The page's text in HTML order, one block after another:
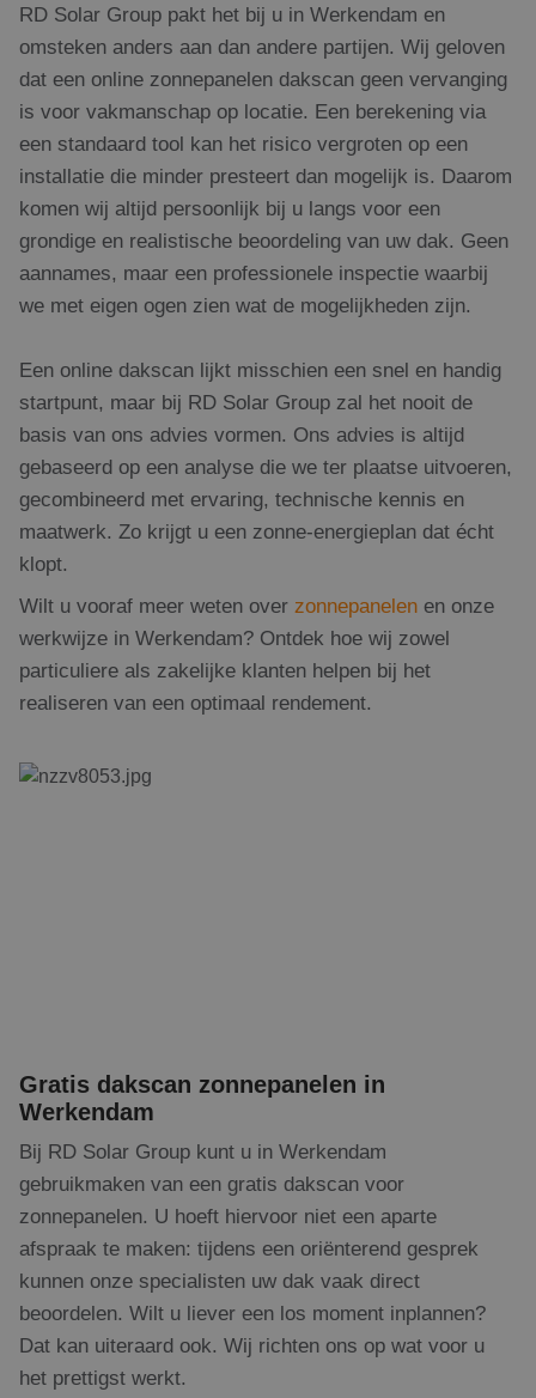
RD Solar Group pakt het bij u in Werkendam en
omsteken anders aan dan andere partijen. Wij geloven
dat een online zonnepanelen dakscan geen vervanging
is voor vakmanschap op locatie. Een berekening via
een standaard tool kan het risico vergroten op een
installatie die minder presteert dan mogelijk is. Daarom
komen wij altijd persoonlijk bij u langs voor een
grondige en realistische beoordeling van uw dak. Geen
aannames, maar een professionele inspectie waarbij
we met eigen ogen zien wat de mogelijkheden zijn.
Een online dakscan lijkt misschien een snel en handig
startpunt, maar bij RD Solar Group zal het nooit de
basis van ons advies vormen. Ons advies is altijd
gebaseerd op een analyse die we ter plaatse uitvoeren,
gecombineerd met ervaring, technische kennis en
maatwerk. Zo krijgt u een zonne-energieplan dat écht
klopt.
Wilt u vooraf meer weten over zonnepanelen en onze
werkwijze in Werkendam? Ontdek hoe wij zowel
particuliere als zakelijke klanten helpen bij het
realiseren van een optimaal rendement.
Gratis dakscan zonnepanelen in
Werkendam
Bij RD Solar Group kunt u in Werkendam
gebruikmaken van een gratis dakscan voor
zonnepanelen. U hoeft hiervoor niet een aparte
afspraak te maken: tijdens een oriënterend gesprek
kunnen onze specialisten uw dak vaak direct
beoordelen. Wilt u liever een los moment inplannen?
Dat kan uiteraard ook. Wij richten ons op wat voor u
het prettigst werkt.